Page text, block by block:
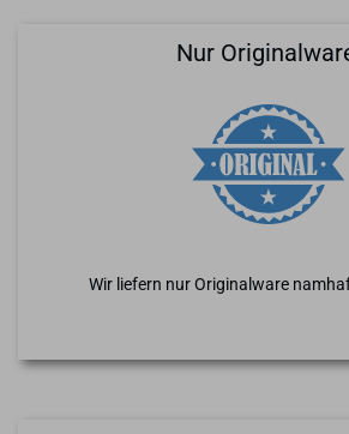
Nur
Wir liefern nur Originalware